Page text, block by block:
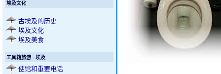
埃及文化
古埃及的历史
埃及文化
埃及美食
工具箱旅游 - 埃及
使馆和重要电话